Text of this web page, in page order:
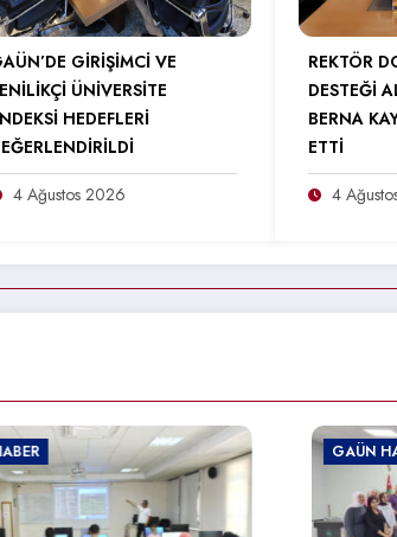
GİRİŞİMCİ VE
ÜNİVERSİTE
HEDEFLERİ
4 Ağustos 2026
REKTÖR
DESTEĞİ
BERNA
ETTİ
4
GAÜN HABER